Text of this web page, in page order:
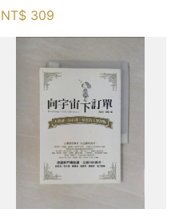
員_巨人傑
NT$ 309